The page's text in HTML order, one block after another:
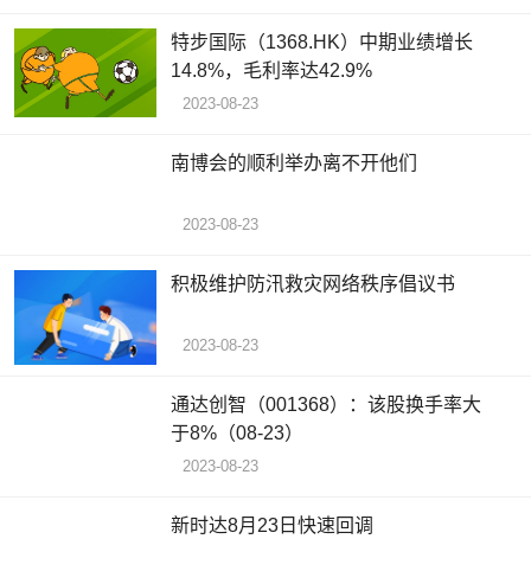
特步国际（1368.HK）中期业绩增长
14.8%，毛利率达42.9%
2023-08-23
南博会的顺利举办离不开他们
2023-08-23
积极维护防汛救灾网络秩序倡议书
2023-08-23
通达创智（001368）：该股换手率大
于8%（08-23）
2023-08-23
新时达8月23日快速回调